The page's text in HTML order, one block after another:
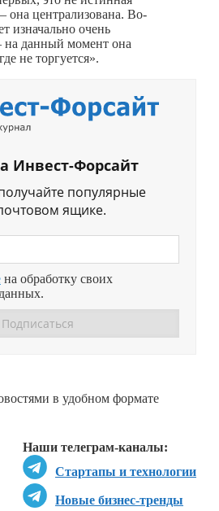
она централизована. Во-
изначально очень
данный момент она
не торгуется».
Инвест-Форсайт
популярные
ящике.
на обработку своих
в удобном формате
Наши телеграм-каналы:
Стартапы и технологии
Новые бизнес-тренды